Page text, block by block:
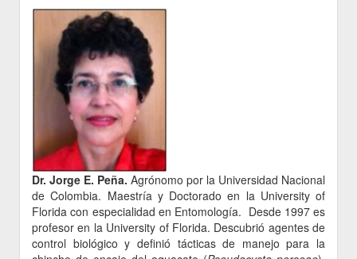
Dr. Jorge E. Peña. Agrónomo por la Universidad Nacional
de Colombia. Maestría y Doctorado en la University of
Florida con especialidad en Entomología. Desde 1997 es
profesor en la University of Florida. Descubrió agentes de
control biológico y definió tácticas de manejo para la